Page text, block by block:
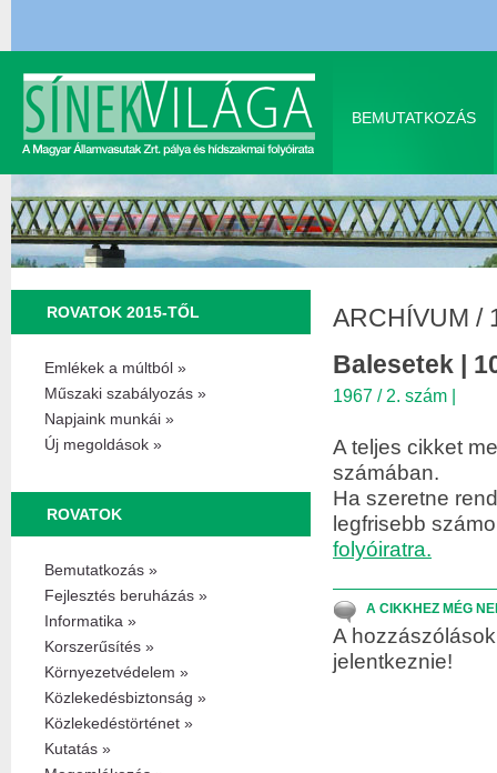
BEMUTATKOZÁS
ROVATOK 2015-TŐL
Emlékek a múltból »
Műszaki szabályozás »
Napjaink munkái »
Új megoldások »
ROVATOK
Bemutatkozás »
Fejlesztés beruházás »
Informatika »
Korszerűsítés »
Környezetvédelem »
Közlekedésbiztonság »
Közlekedéstörténet »
Kutatás »
ARCHÍVUM /
Balesetek |
1967 / 2. szám |
A teljes cikket
számában.
Ha szeretne
legfrisebb
folyóiratra.
A CIKKHEZ MÉG
A
jelentkeznie!